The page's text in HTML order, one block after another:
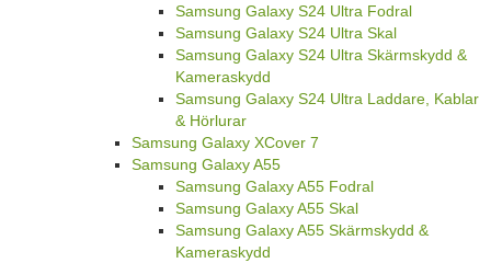
Samsung Galaxy S24 Ultra Fodral
Samsung Galaxy S24 Ultra Skal
Samsung Galaxy S24 Ultra Skärmskydd &
Kameraskydd
Samsung Galaxy S24 Ultra Laddare, Kablar
& Hörlurar
Samsung Galaxy XCover 7
Samsung Galaxy A55
Samsung Galaxy A55 Fodral
Samsung Galaxy A55 Skal
Samsung Galaxy A55 Skärmskydd &
Kameraskydd